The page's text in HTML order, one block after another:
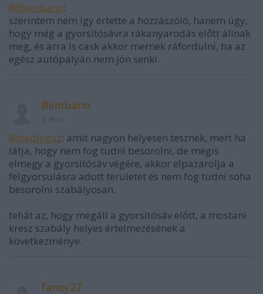
@Bambano:
szerintem nem így értette a hozzászóló, hanem úgy,
hogy még a gyorsítósávra rákanyarodás előtt állnak
meg, és arra is cask akkor mernek ráfordulni, ha az
egész autópályán nem jön senki.
Bambano
@padlogaz: amit nagyon helyesen tesznek, mert ha
látja, hogy nem fog tudni besorolni, de mégis
elmegy a gyorsítósáv végére, akkor elpazarolja a
felgyorsulásra adott területet és nem fog tudni soha
besorolni szabályosan.
tehát az, hogy megáll a gyorsítósáv előtt, a mostani
kresz szabály helyes értelmezésének a
következménye.
fancy27